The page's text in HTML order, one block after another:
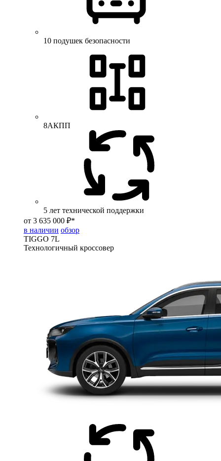
10 подушек безопасности
8АКПП
5 лет технической поддержки
от 3 635 000 ₽*
в наличии обзор
TIGGO 7L
Технологичный кроссовер